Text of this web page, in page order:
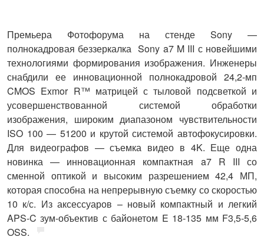
Премьера Фотофорума на стенде Sony —
полнокадровая беззеркалка Sony a7 M III с новейшими
технологиями формирования изображения. Инженеры
снабдили ее инновационной полнокадровой 24,2-мп
CMOS Exmor R™ матрицей с тыловой подсветкой и
усовершенствованной системой обработки
изображения, широким диапазоном чувствительности
ISO 100 — 51200 и крутой системой автофокусировки.
Для видеографов — съемка видео в 4K. Еще одна
новинка — инновационная компактная a7 R III со
сменной оптикой и высоким разрешением 42,4 МП,
которая способна на непрерывную съемку со скоростью
10 к/с. Из аксессуаров – новый компактный и легкий
APS-C зум-объектив с байонетом E 18-135 мм F3,5-5,6
OSS.